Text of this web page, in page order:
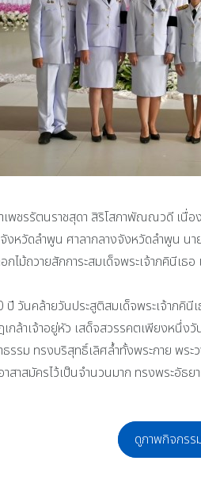
เพชรรัตนราชสุดา สิริโสภาพัณณวดี เ
วัดลำพูน ศาลากลางจังหวัดลำพูน น
ม้ถวายสักการะสมเด็จพระเจ้าภคินีเ
นคล้ายวันประสูติสมเด็จพระเจ้าภคินี
กล้าเจ้าอยู่หัว เสด็จสวรรคตเพียงห
ม ทรงบริสุทธิ์เลิศล้ำทั้งพระกาย พระ
สาสมัครไว้เป็นจำนวนมาก ทรงพระ
ดูภาพกิจกรร